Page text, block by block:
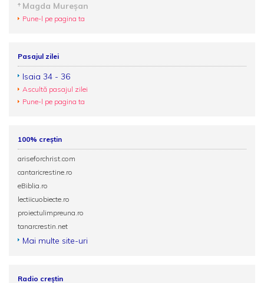
Magda Mureșan
Pune-l pe pagina ta
Pasajul zilei
Isaia 34 - 36
Ascultă pasajul zilei
Pune-l pe pagina ta
100% creștin
ariseforchrist.com
cantaricrestine.ro
eBiblia.ro
lectiicuobiecte.ro
proiectulimpreuna.ro
tanarcrestin.net
Mai multe site-uri
Radio creștin